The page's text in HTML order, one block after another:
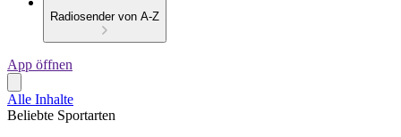
Radiosender von A-Z
App öffnen
Alle Inhalte
Beliebte Sportarten